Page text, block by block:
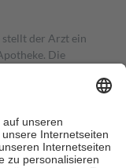
der Arzt ein
Die
davon als Zuzahlung
Höhe von zehn
fünf Euround
als die tatsächlichen